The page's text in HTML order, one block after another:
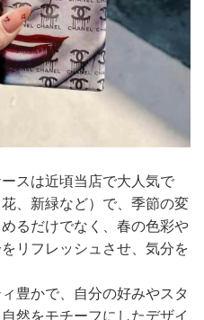
スは近頃当店で大人気で
、新緑など）で、季節の変
るだけでなく、春の色彩や
リフレッシュさせ、気分を
豊かで、自分の好みやスタ
然をモチーフにしたデザイ